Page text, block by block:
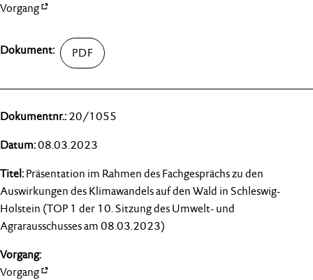
Vorgang
20/1055
08.03.2023
Präsentation im Rahmen des Fachgesprächs zu den
Auswirkungen des Klimawandels auf den Wald in Schleswig-
Holstein (TOP 1 der 10. Sitzung des Umwelt- und
Agrarausschusses am 08.03.2023)
Vorgang